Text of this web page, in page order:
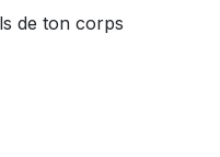
de ton corps